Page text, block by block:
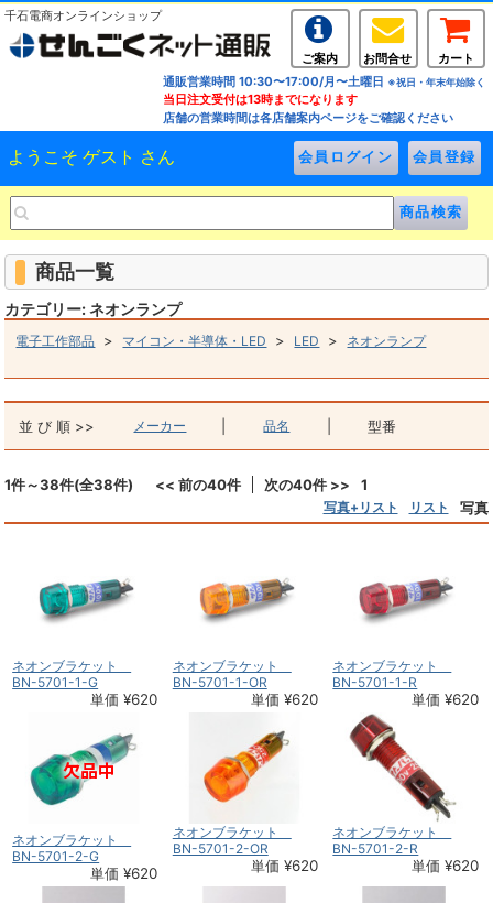
千石電商オンラインショップ
ご案内 お問合せ
カート
通販営業時間 10:30〜17:00/月〜土曜日 ※祝日・年末年始除く
当日注文受付は13時までになります
店舗の営業時間は各店舗案内ページをご確認ください
ようこそ ゲスト さん
商品一覧
カテゴリー: ネオンランプ
電子工作部品 > マイコン・半導体・LED > LED > ネオンランプ
並 び 順 >> メーカー 品名 型番
1件～38件(全38件) << 前の40件 次の40件 >> 1
写真+リスト リスト 写真
ネオンブラケット
BN-5701-1-G
単価 ¥620
ネオンブラケット
BN-5701-1-OR
単価 ¥620
ネオンブラケット
BN-5701-1-R
単価 ¥620
ネオンブラケット
BN-5701-2-G
単価 ¥620
ネオンブラケット
BN-5701-2-OR
単価 ¥620
ネオンブラケット
BN-5701-2-R
単価 ¥620